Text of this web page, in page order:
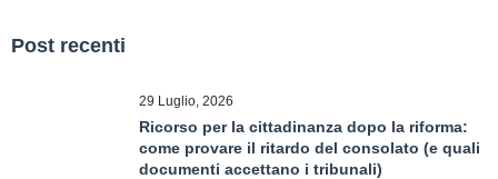
Post recenti
29 Luglio, 2026
Ricorso per la cittadinanza dopo la riforma:
come provare il ritardo del consolato (e quali
documenti accettano i tribunali)